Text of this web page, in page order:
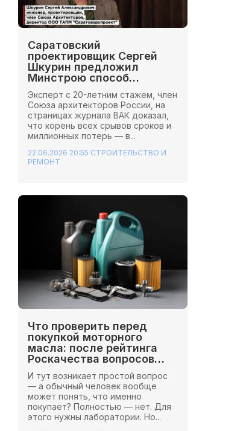
Саратовский
проектировщик Сергей
Шкурин предложил
Минстрою способ
сэкономить миллионы на
стройках
Эксперт с 20-летним стажем, член
Союза архитекторов России, на
страницах журнала ВАК доказал,
что корень всех срывов сроков и
миллионных потерь — в...
22.06.2026 20:55 СТРОИТЕЛЬСТВО И
РЕМОНТ
Что проверить перед
покупкой моторного
масла: после рейтинга
Роскачества вопросов
стало больше
И тут возникает простой вопрос
— а обычный человек вообще
может понять, что именно
покупает? Полностью — нет. Для
этого нужны лаборатории. Но...